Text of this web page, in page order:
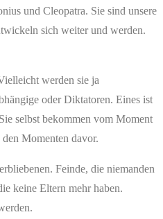
und Cleopatra. Sie sind unsere
sich weiter und werden.
werden sie ja
oder Diktatoren. Eines ist
selbst bekommen vom Moment
Momenten davor.
Feinde, die niemanden
keine Eltern mehr haben.